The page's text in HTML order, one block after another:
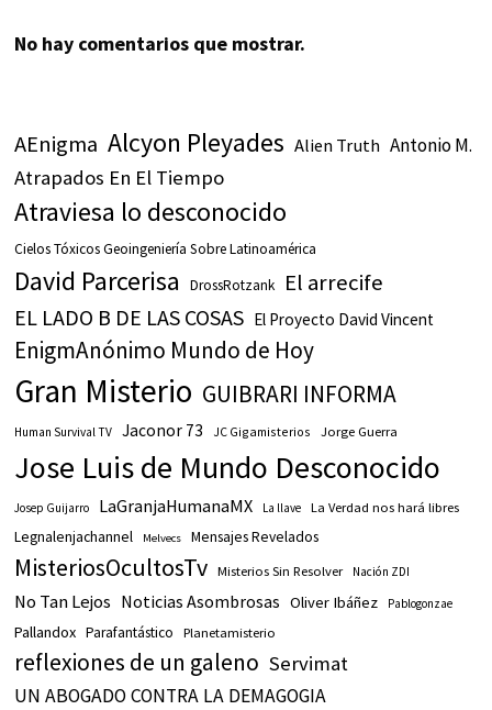
No hay comentarios que mostrar.
AEnigma Alcyon Pleyades Alien Truth Antonio M.
Atrapados En El Tiempo
Atraviesa lo desconocido
Cielos Tóxicos Geoingeniería Sobre Latinoamérica
David Parcerisa DrossRotzank El arrecife
EL LADO B DE LAS COSAS El Proyecto David Vincent
EnigmAnónimo Mundo de Hoy
Gran Misterio GUIBRARI INFORMA
Human Survival TV Jaconor 73 JC Gigamisterios Jorge Guerra
Jose Luis de Mundo Desconocido
Josep Guijarro LaGranjaHumanaMX La llave La Verdad nos hará libres
Legnalenjachannel Melvecs Mensajes Revelados
MisteriosOcultosTv Misterios Sin Resolver Nación ZDI
No Tan Lejos Noticias Asombrosas Oliver Ibáñez Pablogonzae
Pallandox Parafantástico Planetamisterio
reflexiones de un galeno Servimat
UN ABOGADO CONTRA LA DEMAGOGIA